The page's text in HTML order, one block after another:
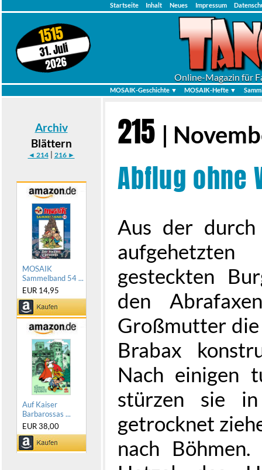
Startseite Inhalt Neues Impressum
1515
31. Juli
2026
Online-Magazin für
MOSAIK-Geschichte ▼ MOSAIK-Hefte ▼
Archiv
Blättern
◄ 214| 216 ►
MOSAIK
Sammelband 54 ...
EUR 14,95
Auf Kaiser
Barbarossas ...
EUR 38,00
215 |
Abflug ohne
Aus der
gesteckten
den
Großmutter
Brabax
Nach einigen
stürzen sie
getrocknet
nach